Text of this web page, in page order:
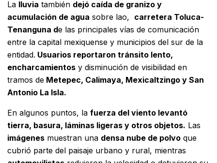
La lluvia también dejó caída de granizo y
acumulación de agua sobre lao, carretera Toluca-
Tenanguna de las principales vías de comunicación
entre la capital mexiquense y municipios del sur de la
entidad. Usuarios reportaron tránsito lento,
encharcamientos y disminución de visibilidad en
tramos de Metepec, Calimaya, Mexicaltzingo y San
Antonio La Isla.
En algunos puntos, la fuerza del viento levantó
tierra, basura, láminas ligeras y otros objetos. Las
imágenes muestran una densa nube de polvo que
cubrió parte del paisaje urbano y rural, mientras